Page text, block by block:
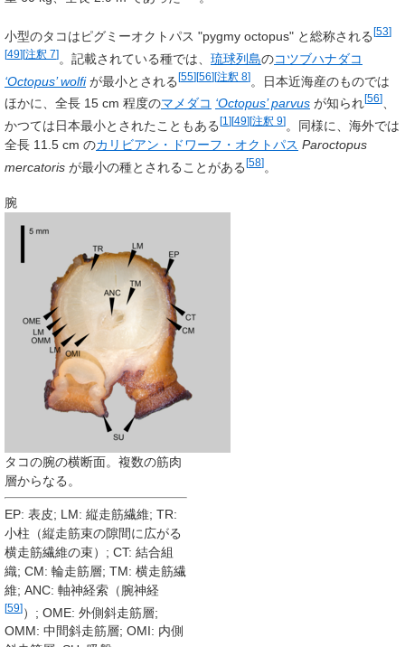
小型のタコはピグミーオクトパス "pygmy octopus" と総称される [53]
[49][注釈 7]。記載されている種では、 琉球列島のコツブハナダコ
‘Octopus’ wolfiが最小とされる[55][56][注釈 8]。日本近海産のものでは
ほかに、全長 15 cm 程度のマメダコ ‘Octopus’ parvusが知られ[56]、
かつては日本最小とされたこともある[1 ][49][注釈 9]。同様に、海外では
全長 11.5 cm のカリビアン・ドワーフ・オクトパス Paroctopus
mercatorisが最小の種とされることがある[58]。
腕
タコの腕の横断面。複数の筋肉
層からなる。
EP: 表皮; LM: 縦走筋繊維; TR:
小柱（縦走筋束の隙間に広がる
横走筋繊維の束）; CT: 結合組
織; CM: 輪走筋層; TM: 横走筋繊
維; ANC: 軸神経索（腕神経
[59]）; OME: 外側斜走筋層;
OMM: 中間斜走筋層; OMI: 内側